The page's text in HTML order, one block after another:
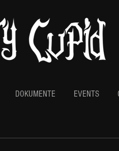
DOKUMENTE EVENTS